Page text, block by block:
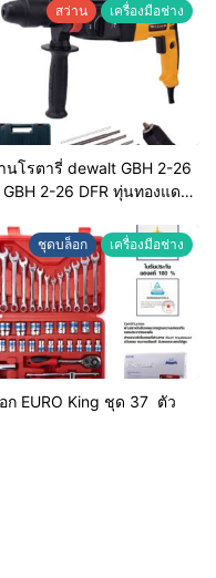
สว่าน เครื่องมือช่าง
นโรตารี่ dewalt GBH 2-26
2-26 DFR ทุ่นทองแดง
ชุดบล็อก เครื่องมือช่าง
ก EURO King ชุด 37 ตัว